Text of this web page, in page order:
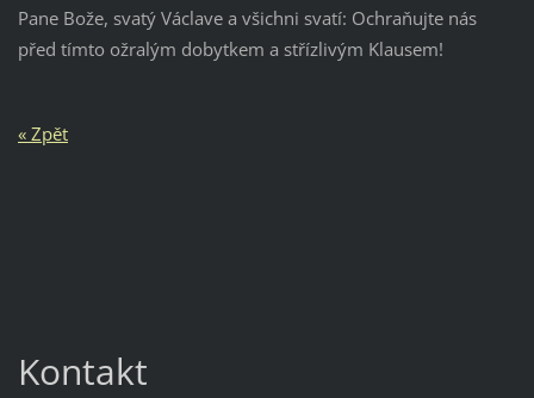
Pane Bože, svatý Václave a všichni svatí: Ochraňujte nás
před tímto ožralým dobytkem a střízlivým Klausem!
« Zpět
Kontakt